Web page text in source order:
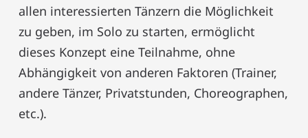
allen interessierten Tänzern die Möglichkeit
zu geben, im Solo zu starten, ermöglicht
dieses Konzept eine Teilnahme, ohne
Abhängigkeit von anderen Faktoren (Trainer,
andere Tänzer, Privatstunden, Choreographen,
etc.).